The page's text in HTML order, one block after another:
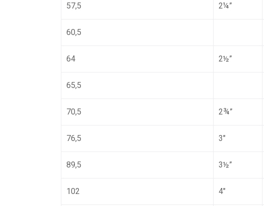
57,5 2¼”
60,5
64 2½”
65,5
70,5 2¾”
76,5 3″
89,5 3½”
102 4″